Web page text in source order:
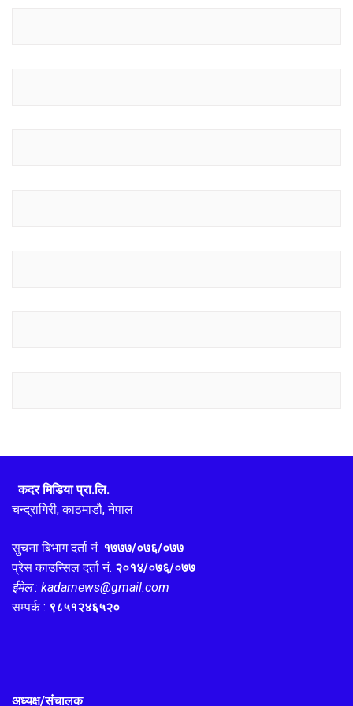
कदर मिडिया प्रा.लि.
चन्द्रागिरी, काठमाडौ, नेपाल
सुचना बिभाग दर्ता नं. १७७७/०७६/०७७
प्रेस काउन्सिल दर्ता नं. २०१४/०७६/०७७
ईमेल : kadarnews@gmail.com
सम्पर्क : ९८५१२४६५२०
अध्यक्ष/संचालक